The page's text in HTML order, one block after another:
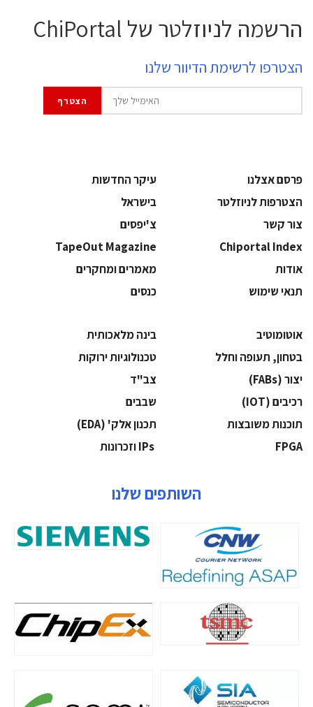
הרשמה לניוזלטר של ChiPortal
הצטרפו לרשימת הדיוור שלנו
פרסם אצלנו
עיקר החדשות
הצטרפות לניוזלטר
בישראל
צור קשר
צ'יפסים
Chiportal Index
TapeOut Magazine
אודות
מאמרים ומחקרים
תנאי שימוש
כנסים
אוטומוטיב
בינה מלאכותית
בטחון, תעופה וחלל
‫טכנולוגיות ירוקות‬
‫יצור (‪(FABs‬‬
‫צב"ד‬
‫רכיבים‬ (IOT)
‫שבבים‬
‫תוכנות משובצות‬
‫תכנון אלק' (‪(EDA‬‬
‫‪FPGA‬‬
השותפים שלנו